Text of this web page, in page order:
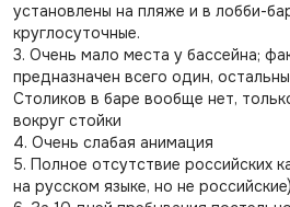
установлены на пляже и в лобби-
круглосуточные.
3. Очень мало места у бассейна;
предназначен всего один,
Столиков в баре вообще нет,
вокруг стойки
4. Очень слабая анимация
5. Полное отсутствие российских
на русском языке, но не российские)